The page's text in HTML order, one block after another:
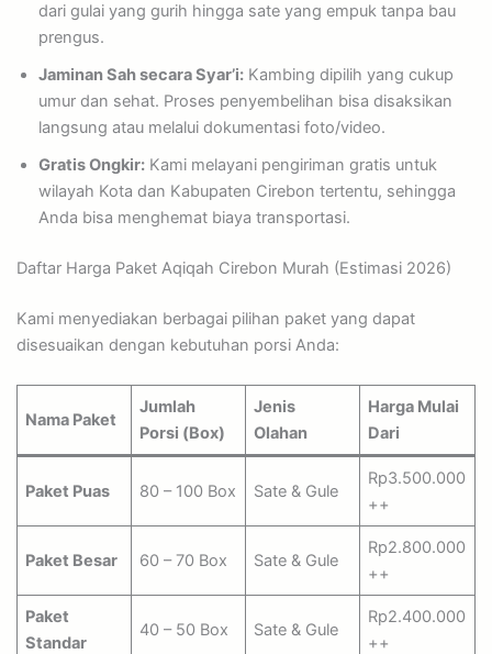
dari gulai yang gurih hingga sate yang empuk tanpa bau
prengus.
Jaminan Sah secara Syar’i:Kambing dipilih yang cukup
umur dan sehat. Proses penyembelihan bisa disaksikan
langsung atau melalui dokumentasi foto/video.
Gratis Ongkir:Kami melayani pengiriman gratis untuk
wilayah Kota dan Kabupaten Cirebon tertentu, sehingga
Anda bisa menghemat biaya transportasi.
Daftar Harga Paket Aqiqah Cirebon Murah (Estimasi 2026)
Kami menyediakan berbagai pilihan paket yang dapat
disesuaikan dengan kebutuhan porsi Anda:
Nama Paket
Jumlah
Porsi (Box)
Jenis
Olahan
Harga Mulai
Dari
Paket Puas 80 – 100 Box Sate & Gule
Rp3.500.000
++
Paket Besar 60 – 70 Box Sate & Gule
Rp2.800.000
++
Paket
Standar
40 – 50 Box Sate & Gule
Rp2.400.000
++